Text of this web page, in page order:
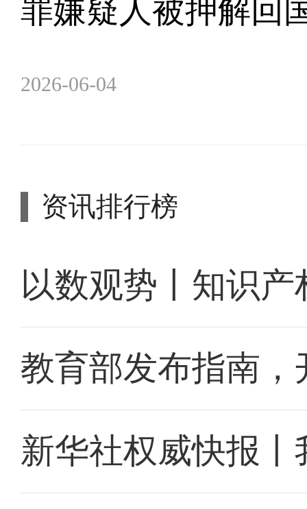
罪嫌疑人被押解回
2026-06-04
资讯排行榜
以数观势丨知识
教育部发布指南
新华社权威快报